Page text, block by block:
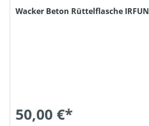
Wacker Beton Rüttelflasche IRFUN
50,00 €*